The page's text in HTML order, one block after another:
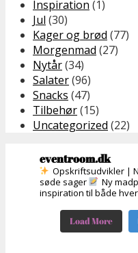
Inspiration (1)
Jul (30)
Kager og brød (77)
Morgenmad (27)
Nytår(34)
Salater(96)
Snacks (47)
Tilbehør(15)
Uncategorized (22)
eventroom.dk
Opskriftsudvikler |
søde sager
Ny
inspiration til både
Load More